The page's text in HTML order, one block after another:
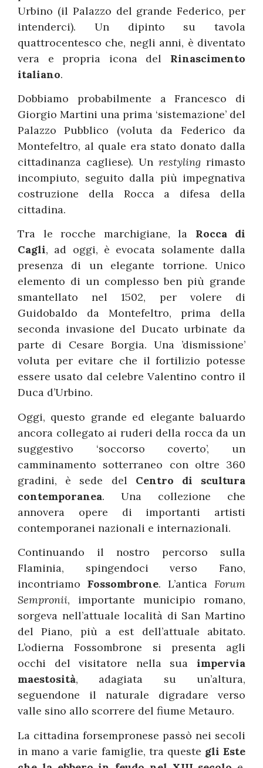
Urbino (il Palazzo del grande Federico, per
intenderci). Un dipinto su tavola
quattrocentesco che, negli anni, è diventato
vera e propria icona del Rinascimento
italiano.
Dobbiamo probabilmente a Francesco di
Giorgio Martini una prima ‘sistemazione’ del
Palazzo Pubblico (voluta da Federico da
Montefeltro, al quale era stato donato dalla
cittadinanza cagliese). Un restyling rimasto
incompiuto, seguito dalla più impegnativa
costruzione della Rocca a difesa della
cittadina.
Tra le rocche marchigiane, la Rocca di
Cagli, ad oggi, è evocata solamente dalla
presenza di un elegante torrione. Unico
elemento di un complesso ben più grande
smantellato nel 1502, per volere di
Guidobaldo da Montefeltro, prima della
seconda invasione del Ducato urbinate da
parte di Cesare Borgia. Una ’dismissione’
voluta per evitare che il fortilizio potesse
essere usato dal celebre Valentino contro il
Duca d’Urbino.
Oggi, questo grande ed elegante baluardo
ancora collegato ai ruderi della rocca da un
suggestivo ‘soccorso coverto’, un
camminamento sotterraneo con oltre 360
gradini, è sede del Centro di scultura
contemporanea. Una collezione che
annovera opere di importanti artisti
contemporanei nazionali e internazionali.
Continuando il nostro percorso sulla
Flaminia, spingendoci verso Fano,
incontriamo Fossombrone. L’antica Forum
Sempronii, importante municipio romano,
sorgeva nell’attuale località di San Martino
del Piano, più a est dell’attuale abitato.
L’odierna Fossombrone si presenta agli
occhi del visitatore nella sua impervia
maestosità, adagiata su un’altura,
seguendone il naturale digradare verso
valle sino allo scorrere del fiume Metauro.
La cittadina forsempronese passò nei secoli
in mano a varie famiglie, tra queste gli Este